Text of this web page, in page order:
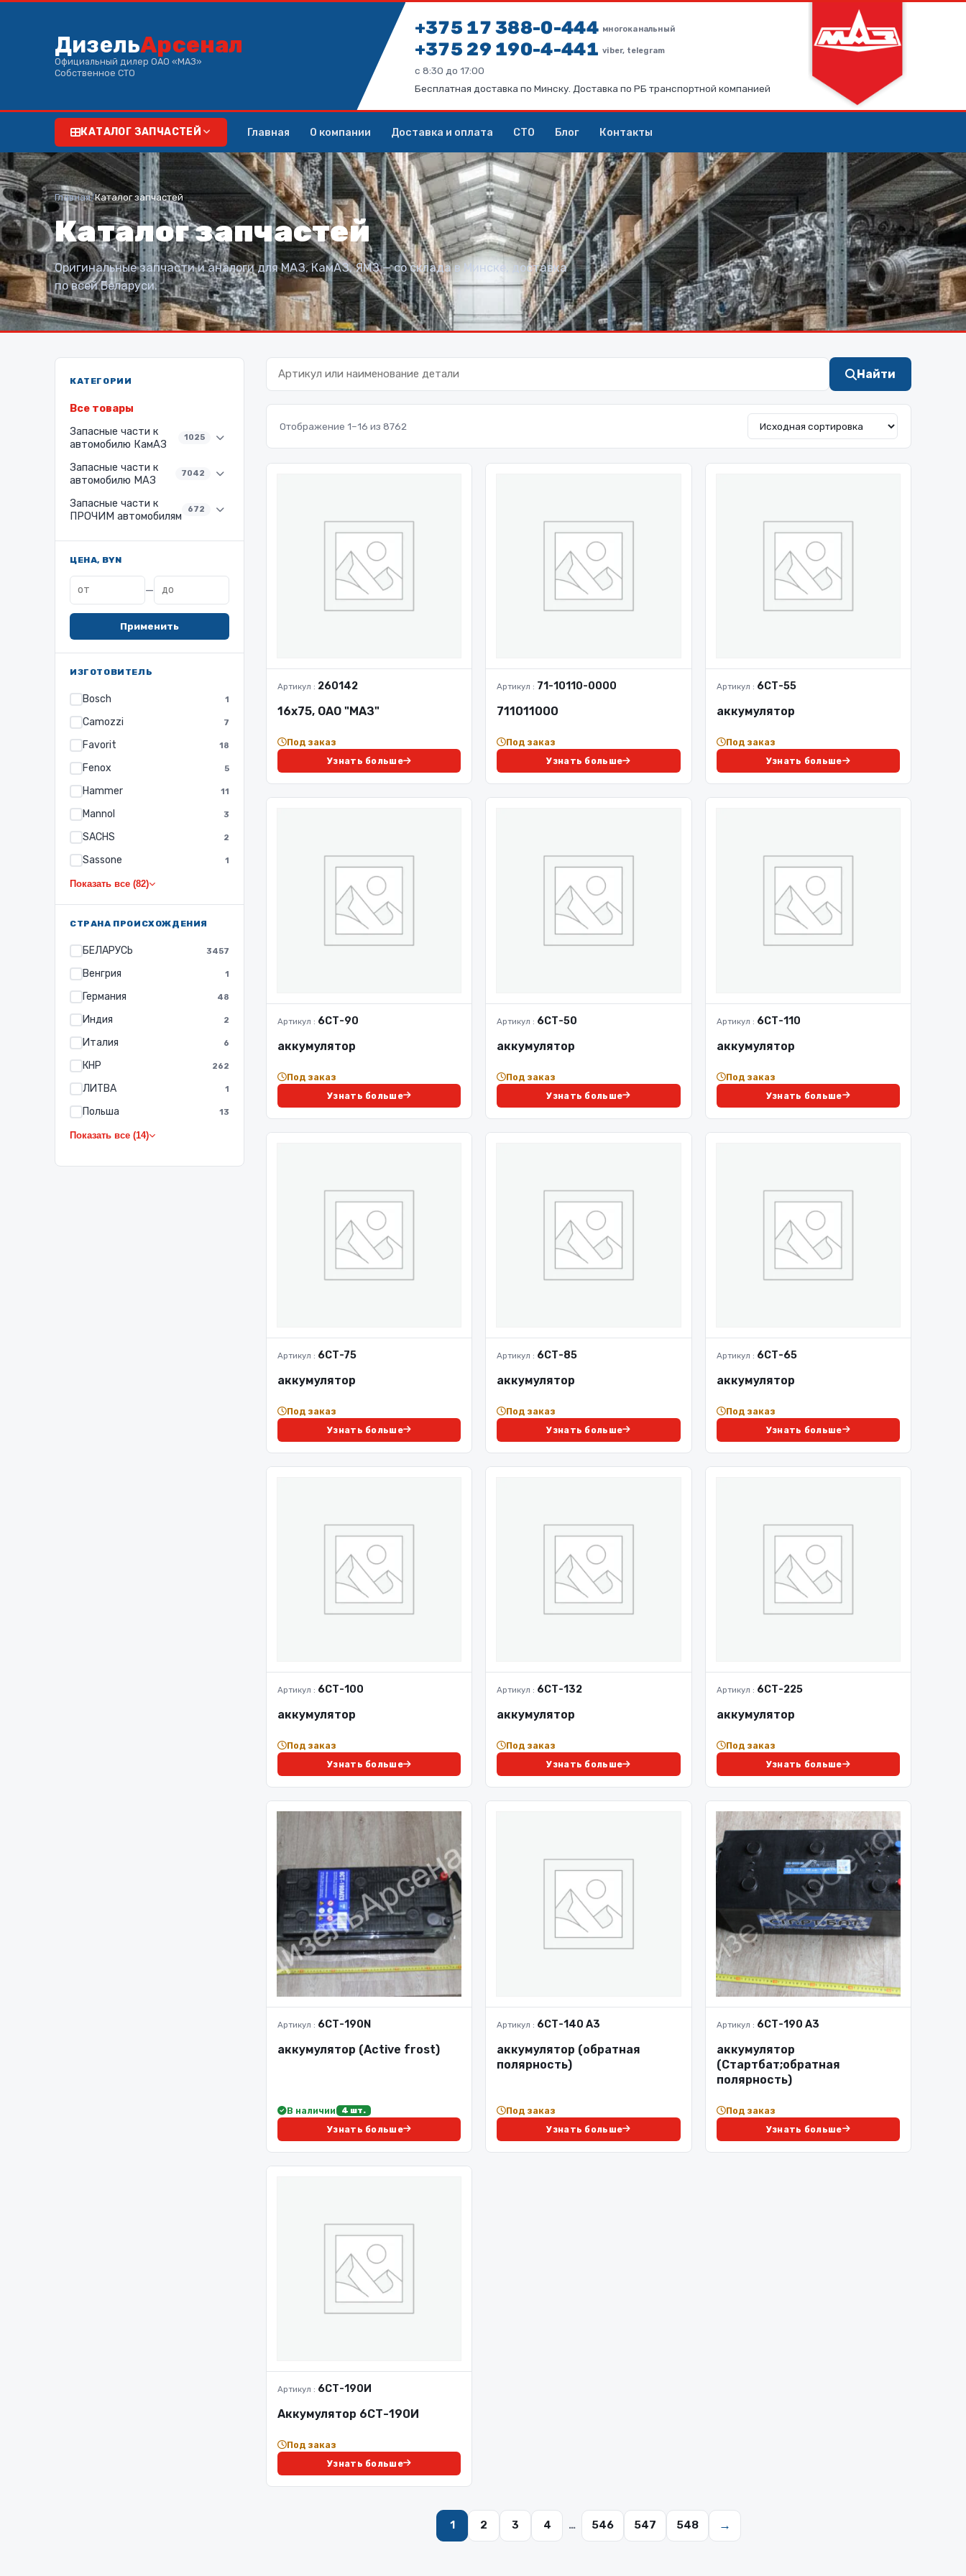
ДизельАрсенал
Официальный дилер ОАО «МАЗ»
Собственное СТО
+375 17 388-0-444 многоканальный
+375 29 190-4-441viber, telegram
с 8:30 до 17:00
Бесплатная доставка по Минску. Доставка по РБ транспортной компанией
КАТАЛОГ ЗАПЧАСТЕЙ Главная О компании Доставка и оплата СТО Блог Контакты
Главная/Каталог запчастей
Каталог запчастей
Оригинальные запчасти и аналоги для МАЗ, КамАЗ, ЯМЗ — со склада в Минске, доставка
по всей Беларуси.
КАТЕГОРИИ
Все товары
Запасные части к
автомобилю КамАЗ
1025
Запасные части к
автомобилю МАЗ
7042
Запасные части к
ПРОЧИМ автомобилям
672
ЦЕНА, BYN
—
Применить
ИЗГОТОВИТЕЛЬ
Bosch 1
Camozzi 7
Favorit 18
Fenox 5
Hammer 11
Mannol 3
SACHS 2
Sassone 1
Показать все (82)
СТРАНА ПРОИСХОЖДЕНИЯ
БЕЛАРУСЬ 3457
Венгрия 1
Германия 48
Индия 2
Италия 6
КНР 262
ЛИТВА 1
Польша 13
Показать все (14)
Найти
Отображение 1–16 из 8762
Артикул : 260142
16х75, ОАО "МАЗ"
Под заказ
Узнать больше
Артикул : 71-10110-0000
711011000
Под заказ
Узнать больше
Артикул : 6СТ-55
аккумулятор
Под заказ
Узнать больше
Артикул : 6СТ-90
аккумулятор
Под заказ
Узнать больше
Артикул : 6СТ-50
аккумулятор
Под заказ
Узнать больше
Артикул : 6СТ-110
аккумулятор
Под заказ
Узнать больше
Артикул : 6СТ-75
аккумулятор
Под заказ
Узнать больше
Артикул : 6СТ-85
аккумулятор
Под заказ
Узнать больше
Артикул : 6СТ-65
аккумулятор
Под заказ
Узнать больше
Артикул : 6СТ-100
аккумулятор
Под заказ
Узнать больше
Артикул : 6СТ-132
аккумулятор
Под заказ
Узнать больше
Артикул : 6СТ-225
аккумулятор
Под заказ
Узнать больше
Артикул : 6СТ-190N
аккумулятор (Active frost)
В наличии 4 шт.
Узнать больше
Артикул : 6СТ-140 А3
аккумулятор (обратная
полярность)
Под заказ
Узнать больше
Артикул : 6СТ-190 А3
аккумулятор
(Стартбат;обратная
полярность)
Под заказ
Узнать больше
Артикул : 6СТ-190И
Аккумулятор 6СТ-190И
Под заказ
Узнать больше
1 2 3 4 … 546 547 548 →